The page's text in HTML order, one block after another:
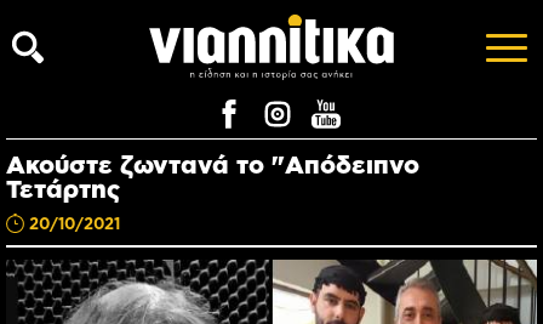
Ακούστε ζωντανά το "Απόδειπνο
Τετάρτης
20/10/2021